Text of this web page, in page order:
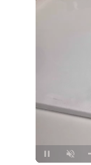
Unmute